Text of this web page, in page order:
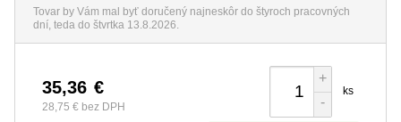
Tovar by Vám mal byť doručený najneskôr do štyroch pracovných
dní, teda do štvrtka 13.8.2026.
35,36 €
28,75 € bez DPH -
+
ks